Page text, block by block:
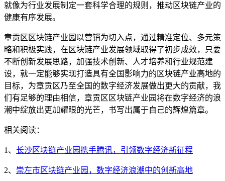
就像为行业发展制定一套科学合理的规则，推动区块链产业的
健康有序发展。
章贡区区块链产业园以营销为切入点，通过精准定位、多元策
略和积极实践，在区块链产业发展领域取得了初步成效，只要
不断创新发展思路，加强技术创新、人才培养和行业规范建
设，就一定能够实现打造具有全国影响力的区块链产业高地的
目标，为章贡区乃至全国的数字经济发展做出更大的贡献，我
们有足够的理由相信，章贡区区块链产业园将在数字经济的浪
潮中绽放出更加耀眼的光芒，书写出属于自己的辉煌篇章。
相关阅读：
1、 长沙区块链产业园携手腾讯，引领数字经济新征程
2、 崇左市区块链产业园，数字经济浪潮中的创新高地